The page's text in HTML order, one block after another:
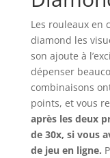
Les rouleaux en
diamond les
son ajoute à
dépenser
combinaisons
points, et vous
après les deux
de 30x, si vous
de jeu en ligne.